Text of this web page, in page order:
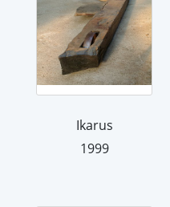
Ikarus
1999